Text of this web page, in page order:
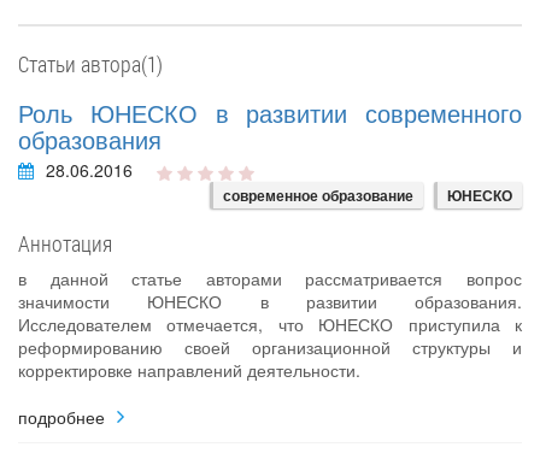
Статьи автора(1)
Роль ЮНЕСКО в развитии современного
образования
28.06.2016
современное образование ЮНЕСКО
Аннотация
в данной статье авторами рассматривается вопрос
значимости ЮНЕСКО в развитии образования.
Исследователем отмечается, что ЮНЕСКО приступила к
реформированию своей организационной структуры и
корректировке направлений деятельности.
подробнее